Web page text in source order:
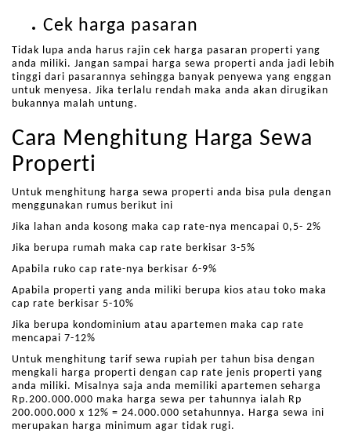
Cek harga pasaran
Tidak lupa anda harus rajin cek harga pasaran properti yang
anda miliki. Jangan sampai harga sewa properti anda jadi lebih
tinggi dari pasarannya sehingga banyak penyewa yang enggan
untuk menyesa. Jika terlalu rendah maka anda akan dirugikan
bukannya malah untung.
Cara Menghitung Harga Sewa
Properti
Untuk menghitung harga sewa properti anda bisa pula dengan
menggunakan rumus berikut ini
Jika lahan anda kosong maka cap rate-nya mencapai 0,5- 2%
Jika berupa rumah maka cap rate berkisar 3-5%
Apabila ruko cap rate-nya berkisar 6-9%
Apabila properti yang anda miliki berupa kios atau toko maka
cap rate berkisar 5-10%
Jika berupa kondominium atau apartemen maka cap rate
mencapai 7-12%
Untuk menghitung tarif sewa rupiah per tahun bisa dengan
mengkali harga properti dengan cap rate jenis properti yang
anda miliki. Misalnya saja anda memiliki apartemen seharga
Rp.200.000.000 maka harga sewa per tahunnya ialah Rp
200.000.000 x 12% = 24.000.000 setahunnya. Harga sewa ini
merupakan harga minimum agar tidak rugi.